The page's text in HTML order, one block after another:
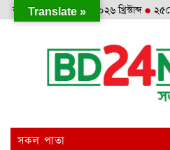
রবিবার●৯ই আগস্ট, ২০২৬ খ্রিস্টাব্দ ●
সকল পাতা
Translate »